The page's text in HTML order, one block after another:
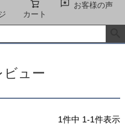
カート
お客様の声
ュー
1件中 1-1件表示